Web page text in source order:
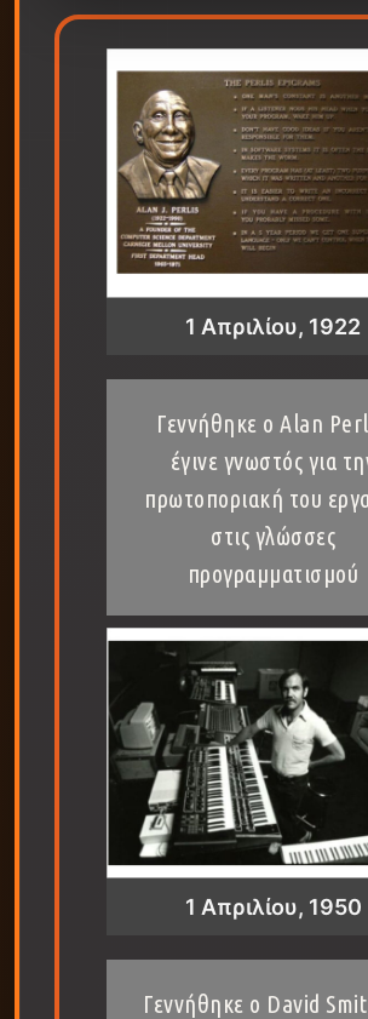
1 Απριλίου, 1922
Γεννήθηκε ο Alan
έγινε γνωστός για
πρωτοποριακή του
στις γλώσσες
προγραμματισμού
1 Απριλίου, 1950
Γεννήθηκε ο David